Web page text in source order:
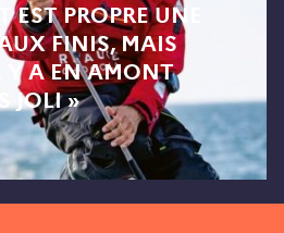
EST PROPRE UNE
FINIS, MAIS
Y A EN AMONT
JOLI »